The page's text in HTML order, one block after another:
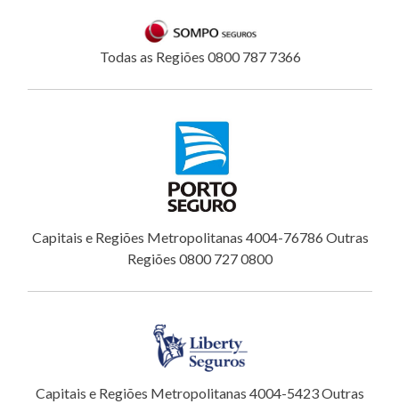
Todas as Regiões 0800 787 7366
Capitais e Regiões Metropolitanas 4004-76786 Outras
Regiões 0800 727 0800
Capitais e Regiões Metropolitanas 4004-5423 Outras